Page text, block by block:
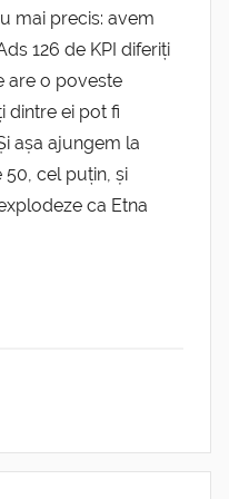
mai precis: avem
126 de KPI diferiți
are o poveste
dintre ei pot fi
așa ajungem la
cel puțin, și
ca Etna